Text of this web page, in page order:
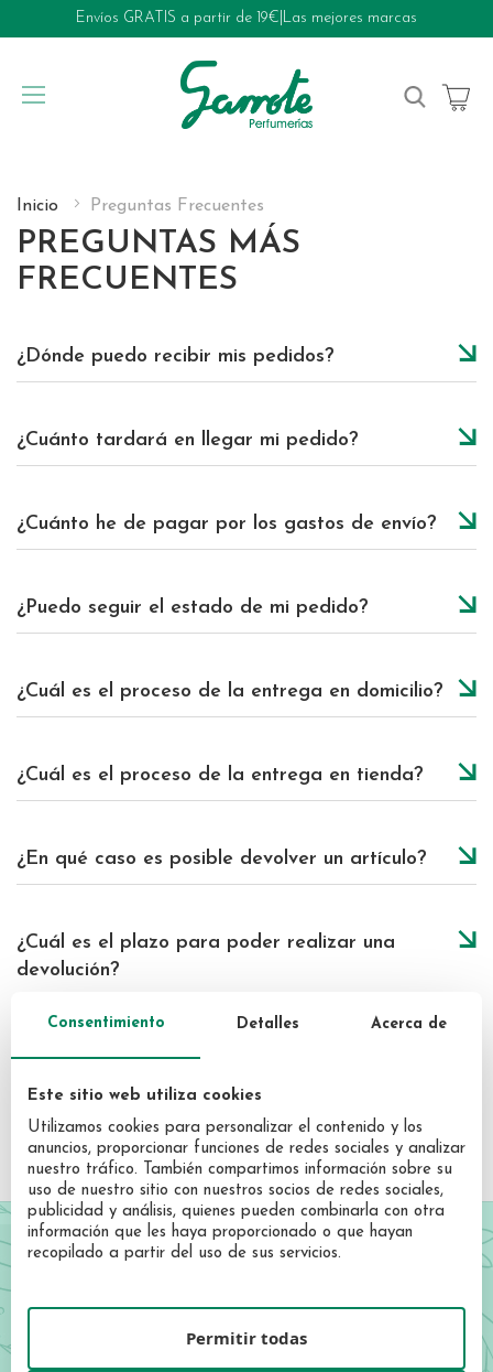
Envíos GRATIS a partir de 19€ Las mejores marcas
My Cart
Inicio Preguntas Frecuentes
PREGUNTAS MÁS
FRECUENTES
¿Dónde puedo recibir mis pedidos?
¿Cuánto tardará en llegar mi pedido?
¿Cuánto he de pagar por los gastos de envío?
¿Puedo seguir el estado de mi pedido?
¿Cuál es el proceso de la entrega en domicilio?
¿Cuál es el proceso de la entrega en tienda?
¿En qué caso es posible devolver un artículo?
¿Cuál es el plazo para poder realizar una
devolución?
Cambios por envíos erróneos o productos
Consentimiento Detalles Acerca de
Este sitio web utiliza cookies
Utilizamos cookies para personalizar el contenido y los
anuncios, proporcionar funciones de redes sociales y analizar
nuestro tráfico. También compartimos información sobre su
uso de nuestro sitio con nuestros socios de redes sociales,
publicidad y análisis, quienes pueden combinarla con otra
información que les haya proporcionado o que hayan
recopilado a partir del uso de sus servicios.
Permitir todas
¡Forma parte de Garrote!
Regístrate y sé el primero en descubrir nuestras novedades,
ofertas exclusivas y descuentos especiales.